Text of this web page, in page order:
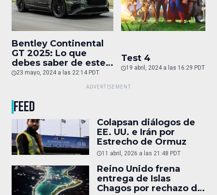
Bentley Continental
GT 2025: Lo que
debes saber de este
auto de superlujo
23 mayo, 2024 a las 22:14 PDT
Test 4
19 abril, 2024 a las 16:29 PDT
FEED
Colapsan diálogos de
EE. UU. e Irán por
Estrecho de Ormuz
11 abril, 2026 a las 21:48 PDT
Reino Unido frena
entrega de Islas
Chagos por rechazo de